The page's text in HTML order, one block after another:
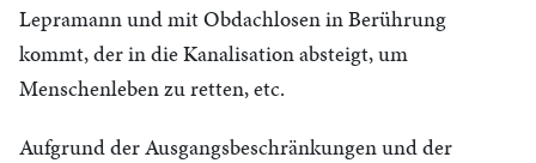
Lepramann und mit Obdachlosen in Berührung
kommt, der in die Kanalisation absteigt, um
Menschenleben zu retten, etc.
Aufgrund der Ausgangsbeschränkungen und der